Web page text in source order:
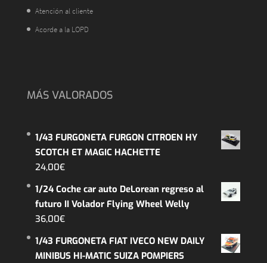
Atención al cliente
Acorde a la LOPD
MÁS VALORADOS
1/43 FURGONETA FURGON CITROEN HY
SCOTCH ET MAGIC HACHETTE
24,00€
1/24 Coche car auto DeLorean regreso al
futuro II Volador Flying Wheel Welly
36,00€
1/43 FURGONETA FIAT IVECO NEW DAILY
MINIBUS HI-MATIC SUIZA POMPIERS